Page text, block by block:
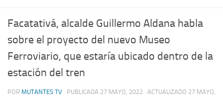
Facatativá, alcalde Guillermo Aldana habla
sobre el proyecto del nuevo Museo
Ferroviario, que estaría ubicado dentro de la
estación del tren
POR MUTANTES TV · PUBLICADA 27 MAYO, 2022 · ACTUALIZADO 27 MAYO,